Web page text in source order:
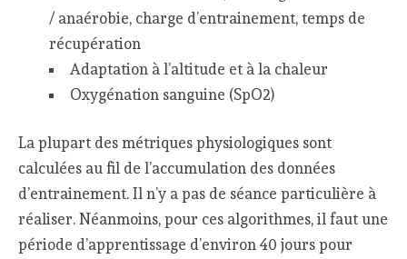
/ anaérobie, charge d’entrainement, temps de
récupération
Adaptation à l’altitude et à la chaleur
Oxygénation sanguine (SpO2)
La plupart des métriques physiologiques sont
calculées au fil de l’accumulation des données
d’entrainement. Il n’y a pas de séance particulière à
réaliser. Néanmoins, pour ces algorithmes, il faut une
période d’apprentissage d’environ 40 jours pour